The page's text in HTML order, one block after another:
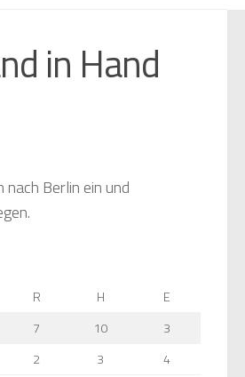
in Hand
Berlin ein und
R H
E
7 10
3
2 3 4